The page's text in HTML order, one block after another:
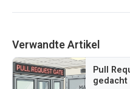
Verwandte Artikel
Pull
gedacht